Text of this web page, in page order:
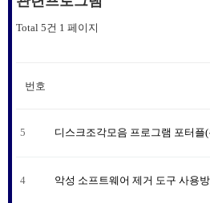
Total 5건 1 페이지
번호
5 디스크조각모음 프로그램 포터플
4 악성 소프트웨어 제거 도구 사용